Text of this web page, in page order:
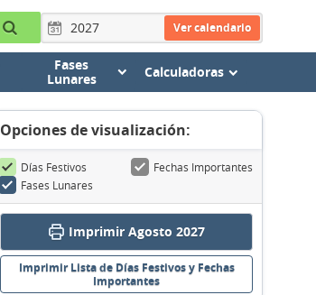
Ver calendario
Fases
Lunares
Calculadoras
Opciones de visualización:
Días Festivos
Fechas Importantes
Fases Lunares
Imprimir Agosto 2027
Imprimir Lista de Días Festivos y Fechas
Importantes